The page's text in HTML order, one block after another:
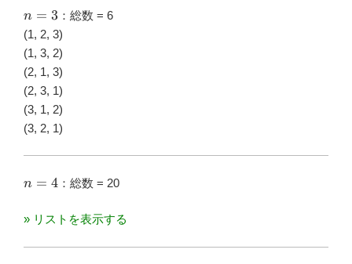
n=3
n = 3 ：総数 = 6
(1, 2, 3)
(1, 3, 2)
(2, 1, 3)
(2, 3, 1)
(3, 1, 2)
(3, 2, 1)
n=4
n = 4 ：総数 = 20
» リストを表示する